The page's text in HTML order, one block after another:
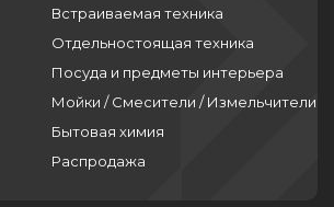
Встраиваемая техника
Отдельностоящая техника
Посуда и предметы интерьера
Мойки / Смесители / Измельчители
Бытовая химия
Распродажа